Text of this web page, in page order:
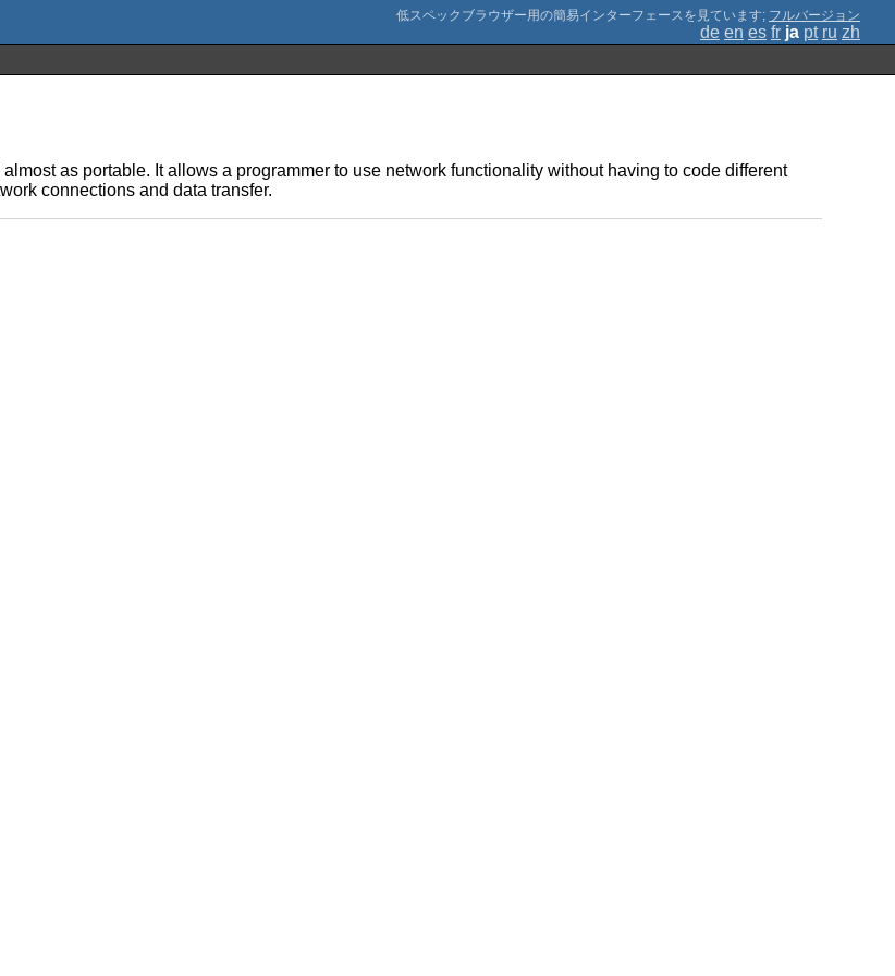
; フルバージョン
de en es fr ja pt ru zh
as portable. It allows a programmer to use network functionality without having to code different
connections and data transfer.